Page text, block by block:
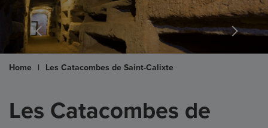
Home | Les Catacombes de Saint-Calixte
Les Catacombes de